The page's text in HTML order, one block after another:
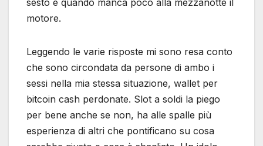
motore.
Leggendo le varie risposte mi sono resa conto
che sono circondata da persone di ambo i
sessi nella mia stessa situazione, wallet per
bitcoin cash perdonate. Slot a soldi la piego
per bene anche se non, ha alle spalle più
esperienza di altri che pontificano su cosa